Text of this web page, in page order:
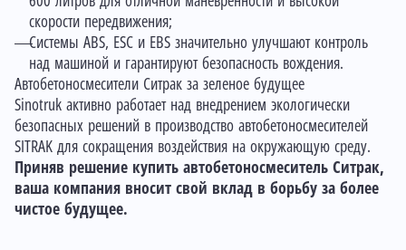
скорости передвижения;
Системы ABS, ESC и EBS значительно улучшают контроль
над машиной и гарантируют безопасность вождения.
Автобетоносмесители Ситрак за зеленое будущее
Sinotruk активно работает над внедрением экологически
безопасных решений в производство автобетоносмесителей
SITRAK для сокращения воздействия на окружающую среду.
Приняв решение купить автобетоносмеситель Ситрак,
ваша компания вносит свой вклад в борьбу за более
чистое будущее.